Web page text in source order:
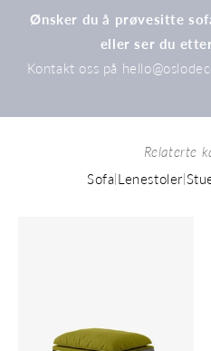
Ønsker du å prøvesitte
eller ser du
Kontakt oss på
Relaterte
Sofa Lenestoler